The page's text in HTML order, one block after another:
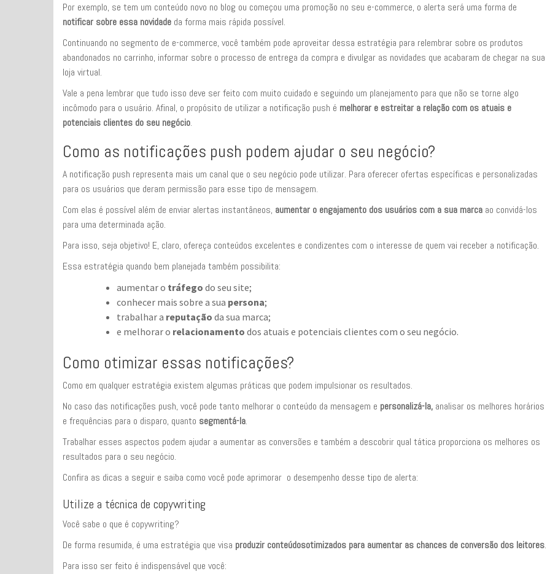
Por exemplo, se tem um conteúdo novo no blog ou começou uma promoção no seu e-commerce, o alerta será uma forma de
notificar sobre essa novidade da forma mais rápida possível.
Continuando no segmento de e-commerce, você também pode aproveitar dessa estratégia para relembrar sobre os produtos
abandonados no carrinho, informar sobre o processo de entrega da compra e divulgar as novidades que acabaram de chegar na sua
loja virtual.
Vale a pena lembrar que tudo isso deve ser feito com muito cuidado e seguindo um planejamento para que não se torne algo
incômodo para o usuário. Afinal, o propósito de utilizar a notificação push é melhorar e estreitar a relação com os atuais e
potenciais clientes do seu negócio.
Como as notificações push podem ajudar o seu negócio?
A notificação push representa mais um canal que o seu negócio pode utilizar. Para oferecer ofertas específicas e personalizadas
para os usuários que deram permissão para esse tipo de mensagem.
Com elas é possível além de enviar alertas instantâneos, aumentar o engajamento dos usuários com a sua marca ao convidá-los
para uma determinada ação.
Para isso, seja objetivo! E, claro, ofereça conteúdos excelentes e condizentes com o interesse de quem vai receber a notificação.
Essa estratégia quando bem planejada também possibilita:
aumentar o tráfego do seu site;
conhecer mais sobre a sua persona;
trabalhar a reputação da sua marca;
e melhorar o relacionamento dos atuais e potenciais clientes com o seu negócio.
Como otimizar essas notificações?
Como em qualquer estratégia existem algumas práticas que podem impulsionar os resultados.
No caso das notificações push, você pode tanto melhorar o conteúdo da mensagem e personalizá-la, analisar os melhores horários
e frequências para o disparo, quanto segmentá-la.
Trabalhar esses aspectos podem ajudar a aumentar as conversões e também a descobrir qual tática proporciona os melhores os
resultados para o seu negócio.
Confira as dicas a seguir e saiba como você pode aprimorar o desempenho desse tipo de alerta:
Utilize a técnica de copywriting
Você sabe o que é copywriting?
De forma resumida, é uma estratégia que visa produzir conteúdosotimizados para aumentar as chances de conversão dos leitores.
Para isso ser feito é indispensável que você: